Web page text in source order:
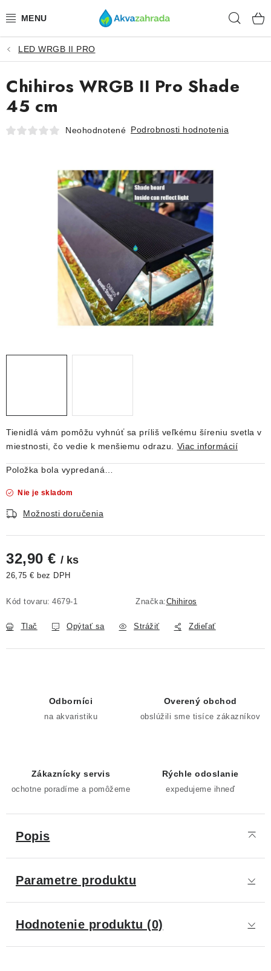
na
TECHNIKA
HNOJIVÁ
VODA
KRMIVÁ A VITAMÍNY
LED WRGB II PRO
Tienidlá vám pomôžu vyhnúť sa príliš veľkému šíreniu svetla v
miestnosti, čo vedie k menšiemu odrazu.
Viac informácií
Položka bola vypredaná…
Nie je skladom
Možnosti doručenia
32,90 € / ks
26,75 € bez DPH
Kód tovaru: 4679-1 Značka:Chihiros
Tlač Opýtať sa Strážiť Zdieľať
Chihiros WRGB II Pro Shade
45 cm
Neohodnotené Podrobnosti hodnotenia
Odborníci
na akvaristiku
Overený obchod
obslúžili sme tisíce zákazníkov
Zákaznícky servis
ochotne poradíme a pomôžeme
Rýchle odoslanie
expedujeme ihneď
Popis
Parametre produktu
Hodnotenie produktu (0)